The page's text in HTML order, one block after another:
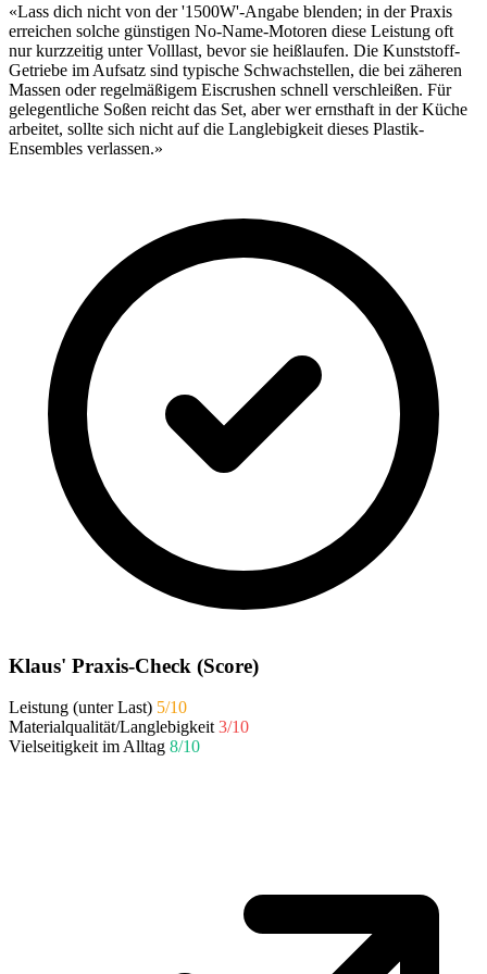
«Lass dich nicht von der '1500W'-Angabe blenden; in der Praxis
erreichen solche günstigen No-Name-Motoren diese Leistung oft
nur kurzzeitig unter Volllast, bevor sie heißlaufen. Die Kunststoff-
Getriebe im Aufsatz sind typische Schwachstellen, die bei zäheren
Massen oder regelmäßigem Eiscrushen schnell verschleißen. Für
gelegentliche Soßen reicht das Set, aber wer ernsthaft in der Küche
arbeitet, sollte sich nicht auf die Langlebigkeit dieses Plastik-
Ensembles verlassen.»
Klaus' Praxis-Check (Score)
Leistung (unter Last) 5/10
Materialqualität/Langlebigkeit 3/10
Vielseitigkeit im Alltag 8/10